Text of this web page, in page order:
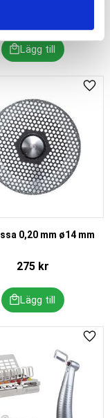
0,20 mm ø14 mm
275 kr